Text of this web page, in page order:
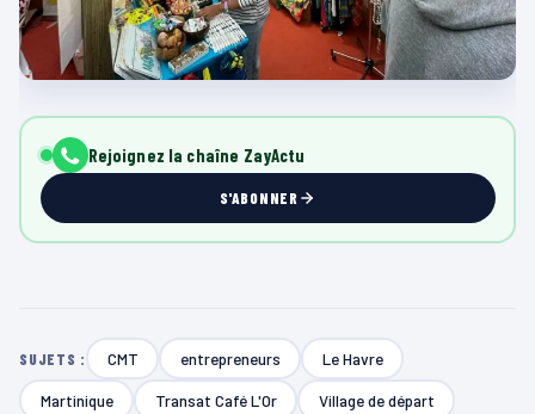
Rejoignez la chaîne ZayActu
S'ABONNER
SUJETS : CMT entrepreneurs Le Havre
Martinique Transat Café L'Or Village de départ